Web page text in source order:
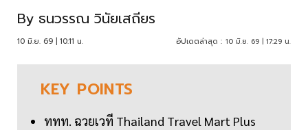
By ธนวรรณ วินัยเสถียร
10 มิ.ย. 69 | 10:11 น. อัปเดตล่าสุด : 10 มิ.ย. 69 | 17:29 น.
KEY POINTS
ททท. ฉวยเวที Thailand Travel Mart Plus